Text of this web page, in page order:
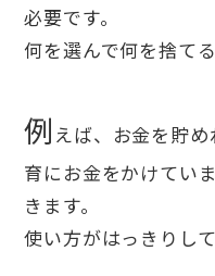
必要です。
何を選んで何を捨て
例 えば、お金を貯
育にお金をかけてい
きます。
使い方がはっきりして